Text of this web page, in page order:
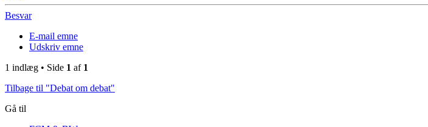
Besvar
E-mail emne
Udskriv emne
1 indlæg • Side 1 af 1
Tilbage til "Debat om debat"
Gå til